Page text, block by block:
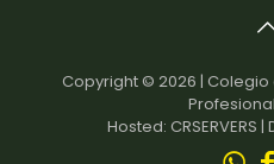
Copyright © 2026 |
Hosted: CRSERVERS